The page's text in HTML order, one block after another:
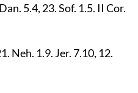
5.4, 23. Sof. 1.5. II Cor.
. Neh. 1.9. Jer. 7.10, 12.